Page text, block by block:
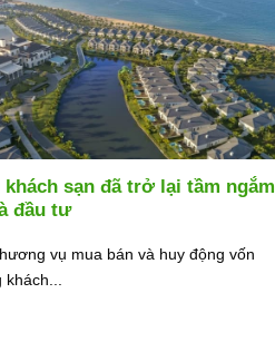
sạn đã trở lại tầm ngắm
đầu tư
vụ mua bán và huy động vốn